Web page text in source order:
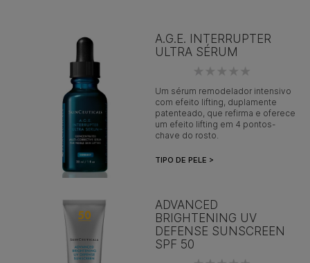
A.G.E. INTERRUPTER
ULTRA SÉRUM
Um sérum remodelador intensivo
com efeito lifting, duplamente
patenteado, que refirma e oferece
um efeito lifting em 4 pontos-
chave do rosto.
TIPO DE PELE >
ADVANCED
BRIGHTENING UV
DEFENSE SUNSCREEN
SPF 50